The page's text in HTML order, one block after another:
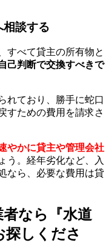
相談する
すべて貸主の所有物と
己判断で交換すべきで
れており、勝手に蛇口
すための費用を請求さ
やかに貸主や管理会社
う。経年劣化など、入
なら、必要な費用は貸
なら『水道
探しくださ